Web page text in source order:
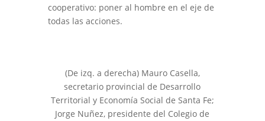
cooperativo: poner al hombre en el eje de
todas las acciones.
(De izq. a derecha) Mauro Casella,
secretario provincial de Desarrollo
Territorial y Economía Social de Santa Fe;
Jorge Nuñez, presidente del Colegio de